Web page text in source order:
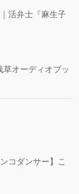
活弁士『麻生子
オーディオブッ
コダンサー】こ